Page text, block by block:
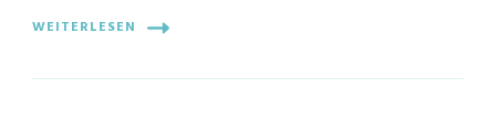
WEITERLESEN